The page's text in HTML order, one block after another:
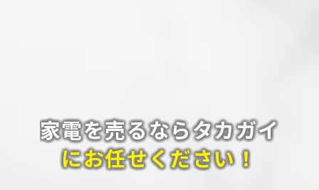
家電を売るならタカガイ
にお任せください！